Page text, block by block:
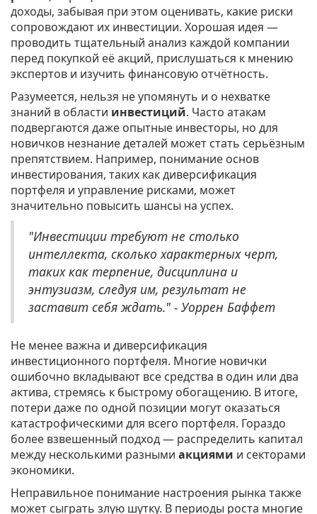
доходы, забывая при этом оценивать, какие риски
сопровождают их инвестиции. Хорошая идея —
проводить тщательный анализ каждой компании
перед покупкой её акций, прислушаться к мнению
экспертов и изучить финансовую отчётность.
Разумеется, нельзя не упомянуть и о нехватке
знаний в области инвестиций. Часто атакам
подвергаются даже опытные инвесторы, но для
новичков незнание деталей может стать серьёзным
препятствием. Например, понимание основ
инвестирования, таких как диверсификация
портфеля и управление рисками, может
значительно повысить шансы на успех.
"Инвестиции требуют не столько
интеллекта, сколько характерных черт,
таких как терпение, дисциплина и
энтузиазм, следуя им, результат не
заставит себя ждать." - Уоррен Баффет
Не менее важна и диверсификация
инвестиционного портфеля. Многие новички
ошибочно вкладывают все средства в один или два
актива, стремясь к быстрому обогащению. В итоге,
потери даже по одной позиции могут оказаться
катастрофическими для всего портфеля. Гораздо
более взвешенный подход — распределить капитал
между несколькими разными акциями и секторами
экономики.
Неправильное понимание настроения рынка также
может сыграть злую шутку. В периоды роста многие